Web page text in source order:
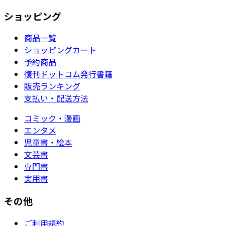
ショッピング
商品一覧
ショッピングカート
予約商品
復刊ドットコム発行書籍
販売ランキング
支払い・配送方法
コミック・漫画
エンタメ
児童書・絵本
文芸書
専門書
実用書
その他
ご利用規約